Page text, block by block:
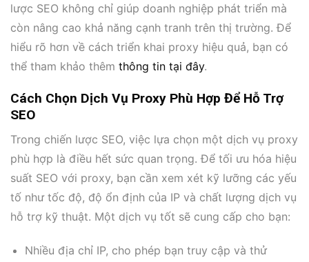
lược SEO không chỉ giúp doanh nghiệp phát triển mà
còn nâng cao khả năng cạnh tranh trên thị trường. Để
hiểu rõ hơn về cách triển khai proxy hiệu quả, bạn có
thể tham khảo thêm thông tin tại đây.
Cách Chọn Dịch Vụ Proxy Phù Hợp Để Hỗ Trợ
SEO
Trong chiến lược SEO, việc lựa chọn một dịch vụ proxy
phù hợp là điều hết sức quan trọng. Để tối ưu hóa hiệu
suất SEO với proxy, bạn cần xem xét kỹ lưỡng các yếu
tố như tốc độ, độ ổn định của IP và chất lượng dịch vụ
hỗ trợ kỹ thuật. Một dịch vụ tốt sẽ cung cấp cho bạn:
Nhiều địa chỉ IP, cho phép bạn truy cập và thử